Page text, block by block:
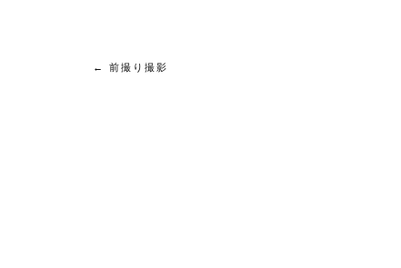
投
← 前撮り撮影